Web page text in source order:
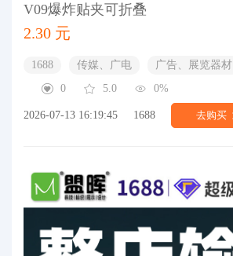
V09爆炸贴夹可折叠
2.30 元
1688 传媒、广电 广告、展览器材
0
5.0 0%
2026-07-13 16:19:45 1688 去购买